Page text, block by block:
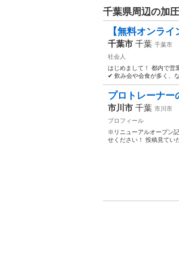
千葉県周辺の加
【無料オンラ
千葉市 千葉 千葉市
社会人
はじめまして！ 都内で営
✔ 飲み会や会食が多く、
プロトレーナー
市川市 千葉 市川市
プロフィール
※リニューアルオープン
せください！ 投稿見てい